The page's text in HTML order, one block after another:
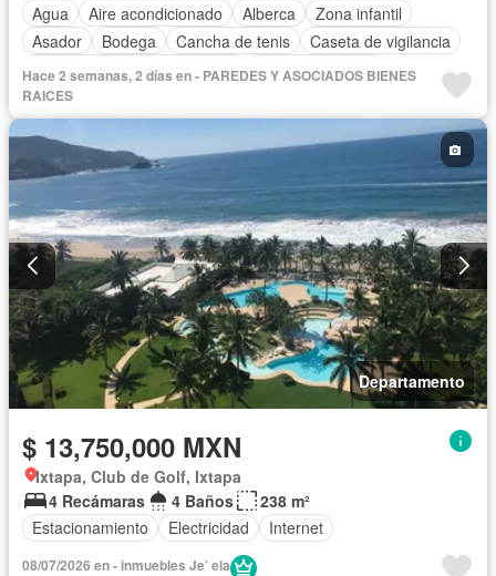
Agua
Aire acondicionado Alberca
Zona infantil
Asador
Bodega Cancha de tenis
Caseta de vigilancia
Circuito cerrado de televisión
Cocina equipada
Cocina integral
Electricidad
Estacionamiento Gas natural
Gimnasio
Internet
Jacuzzi Jardín
Recámara con closet
Seguridad
Televisión por cable
Vista panorámica
Wifi Completamente amueblado
Hace 2 semanas, 2 días en - PAREDES Y ASOCIADOS BIENES
RAICES
Departamento
$ 13,750,000 MXN
Ixtapa, Club de Golf, Ixtapa
4 Recámaras
4 Baños
238 m²
Estacionamiento
Electricidad Internet
08/07/2026 en - inmuebles Je’ ela